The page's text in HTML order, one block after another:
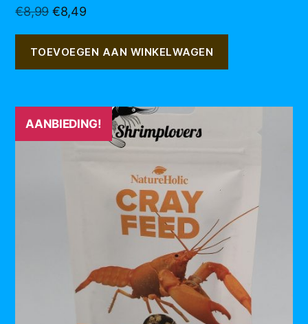
€8,99 Oorspronkelijke
was:
€8,99.
€8,49Huidige
is:
€8,49.
TOEVOEGEN AAN WINKELWAGEN
AANBIEDING!